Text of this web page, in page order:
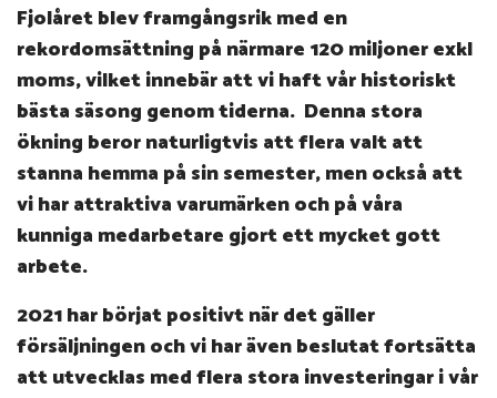
Fjolåret blev framgångsrik med en
rekordomsättning på närmare 120 miljoner exkl
moms, vilket innebär att vi haft vår historiskt
bästa säsong genom tiderna. Denna stora
ökning beror naturligtvis att flera valt att
stanna hemma på sin semester, men också att
vi har attraktiva varumärken och på våra
kunniga medarbetare gjort ett mycket gott
arbete.
2021 har börjat positivt när det gäller
försäljningen och vi har även beslutat fortsätta
att utvecklas med flera stora investeringar i vår